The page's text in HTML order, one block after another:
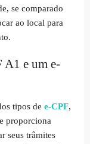
se comparado
ao local para
A1 e um e-
tipos de e-CPF,
proporciona
seus trâmites